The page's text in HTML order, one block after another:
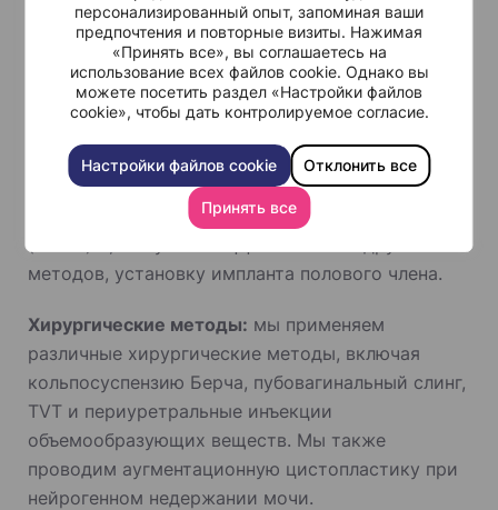
персонализированный опыт, запоминая ваши
предпочтения и повторные визиты. Нажимая
«Принять все», вы соглашаетесь на
использование всех файлов cookie. Однако вы
можете посетить раздел «Настройки файлов
cookie», чтобы дать контролируемое согласие.
Настройки файлов cookie Отклонить все
Принять все
опытный уролог, сексолог и специально
обученная медсестра. Мы проводим тщательную
диагностику и сотрудничаем с
реабилитационным персоналом больницы.
Лечение может включать в себя изменение
образа жизни, медикаментозную терапию,
самостоятельное проведение инъекций,
вакуумную терапию, трансуретральную терапию
методов, установку импланта полового члена.
Хирургические методы: мы применяем
различные хирургические методы, включая
кольпосуспензию Берча, пубовагинальный слинг,
TVT и периуретральные инъекции
объемообразующих веществ. Мы также
проводим аугментационную цистопластику при
нейрогенном недержании мочи.